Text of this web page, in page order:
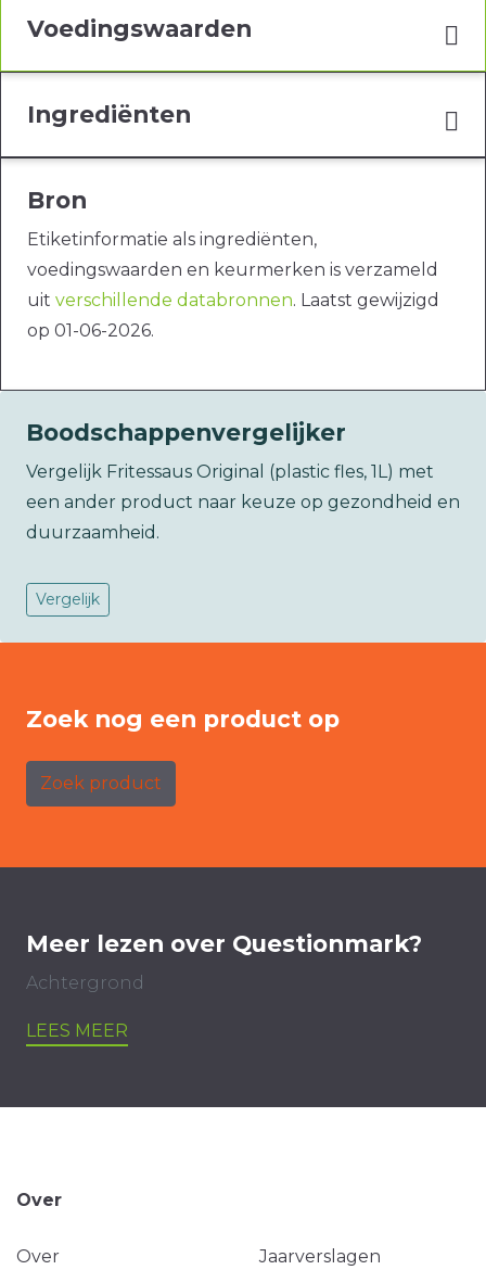
Voedingswaarden
Ingrediënten
Bron
Etiketinformatie als ingrediënten,
voedingswaarden en keurmerken is verzameld
uit verschillende databronnen. Laatst gewijzigd
op 01-06-2026.
Boodschappenvergelijker
Vergelijk Fritessaus Original (plastic fles, 1L) met
een ander product naar keuze op gezondheid en
duurzaamheid.
Vergelijk
Zoek nog een product op
Zoek product
Meer lezen over Questionmark?
Achtergrond
LEES MEER
Over
Over Jaarverslagen